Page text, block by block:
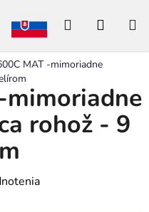
Hľadať
MAT -mimoriadne
mimoriadne
rohož - 9